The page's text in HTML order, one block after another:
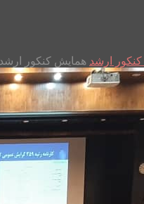
ارشد همایش کنکور ارشد